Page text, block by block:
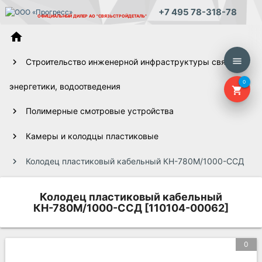
ОФИЦИАЛЬНЫЙ ДИЛЕР АО "СВЯЗЬСТРОЙДЕТАЛЬ" +7 495 78-318-78
menu
shopping_cart
0
home
Строительство инженерной инфраструктуры связи,
энергетики, водоотведения
Полимерные смотровые устройства
Камеры и колодцы пластиковые
Колодец пластиковый кабельный КН-780М/1000-ССД
Колодец пластиковый кабельный
КН-780М/1000-ССД [110104-00062]
0